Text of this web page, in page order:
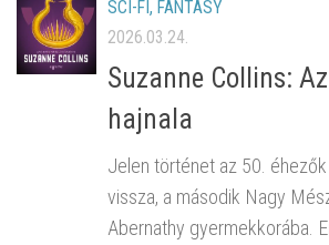
SCI-FI, FANTASY
2026.03.24.
Suzanne Collins:
hajnala
Jelen történet az 50.
vissza, a második Nagy
Abernathy gyermekkorába.